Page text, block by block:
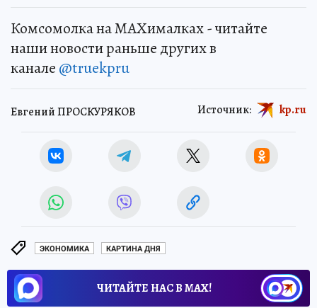
Комсомолка на MAXималках - читайте
наши новости раньше других в
канале @truekpru
Евгений ПРОСКУРЯКОВ Источник: kp.ru
ЭКОНОМИКА КАРТИНА ДНЯ
ЧИТАЙТЕ НАС В МАХ!